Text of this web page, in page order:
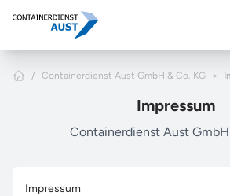
Zum Hauptinhalt springen
/ Containerdienst Aust GmbH & Co. KG >
Impressum
Containerdienst Aust GmbH
Impressum